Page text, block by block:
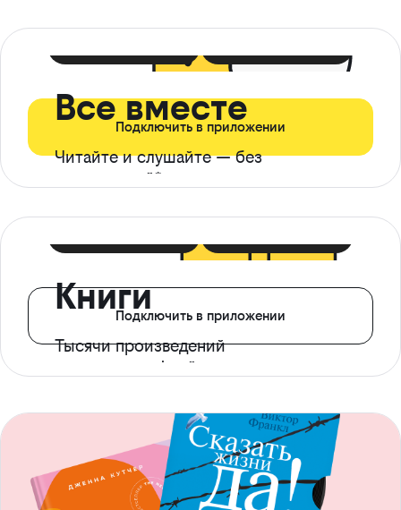
Все вместе
Читайте и слушайте — без
ограничений*
Подключить в приложении
Книги
Тысячи произведений
с доступом офлайн
Подключить в приложении